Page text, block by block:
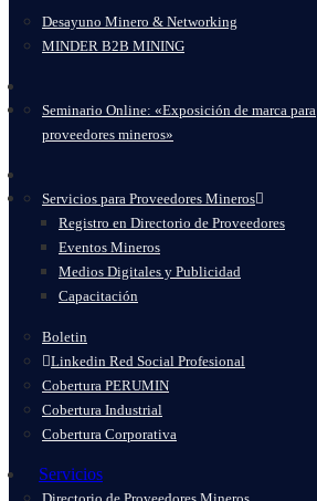
Desayuno Minero & Networking
MINDER B2B MINING
Seminario Online: «Exposición de marca para
proveedores mineros»
Servicios para Proveedores Mineros
Registro en Directorio de Proveedores
Eventos Mineros
Medios Digitales y Publicidad
Capacitación
Boletin
Linkedin Red Social Profesional
Cobertura PERUMIN
Cobertura Industrial
Cobertura Corporativa
Servicios